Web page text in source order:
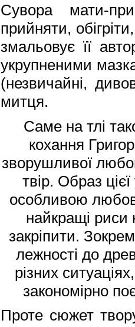
Сувора мати-
прийняти,
змальовує її
укрупненими
(незвичайні,
митця.
Саме на тлі
кохання
зворушливої
твір. Образ
особливою
найкращі риси
закріпити.
лежності до
різних
закономірно
Проте сюжет